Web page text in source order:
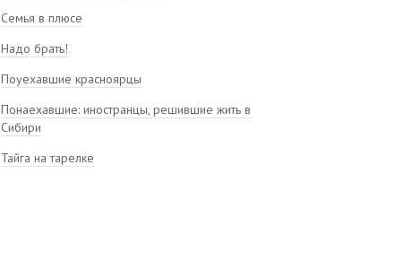
Семья в плюсе
Надо брать!
Поуехавшие красноярцы
Понаехавшие: иностранцы, решившие жить в
Сибири
Тайга на тарелке